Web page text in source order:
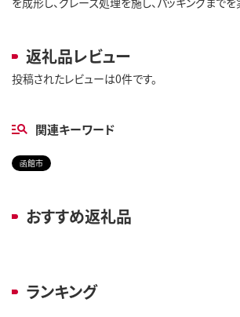
返礼品レビュー
投稿されたレビューは0件です。
関連キーワード
函館市
おすすめ返礼品
ランキング